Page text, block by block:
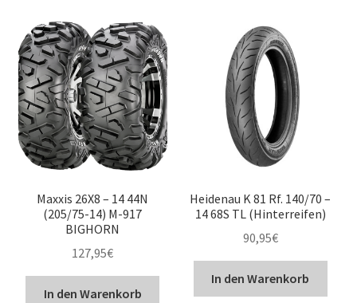
Maxxis 26X8 – 14 44N
(205/75-14) M-917
BIGHORN
127,95€
In den Warenkorb
Heidenau K 81 Rf. 140/70 –
14 68S TL (Hinterreifen)
90,95€
In den Warenkorb